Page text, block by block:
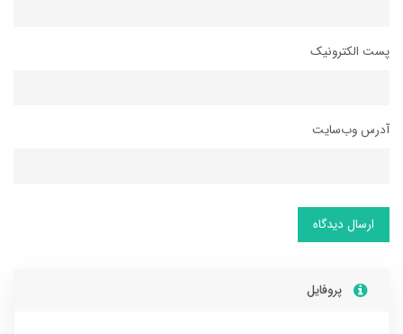
پست الکترونیک
آدرس وب‌سایت
ارسال دیدگاه
پروفایل